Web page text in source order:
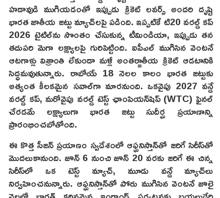
హడావుడి ముగియడంతో ఇప్పుడు క్రికెట్ లవర్స్ అందరి దృష్టి
భారత జాతీయ జట్టు మ్యాచ్‌లపై పడింది. ఇప్పటికే టి20 వరల్డ్ కప్
2026 టైటిల్‌ను సొంతం చేసుకున్న టీమిండియా, ఇప్పుడు తన
తదుపరి మెగా లక్ష్యాలపై గురిపెట్టింది. ఐపీఎల్ ముగిసిన వెంటనే
ఆటగాళ్లు విశ్రాంతి లేకుండా మళ్లీ అంతర్జాతీయ క్రికెట్ ఆడటానికి
సిద్ధమవుతున్నారు. రాబోయే 18 నెలల కాలం భారత జట్టుకు
అత్యంత కీలకమైన సవాల్‌గా మారనుంది. ఒకవైపు 2027 వన్డే
వరల్డ్ కప్, మరోవైపు వరల్డ్ టెస్ట్ ఛాంపియన్‌షిప్ (WTC) ఫైనల్
చేరడమే లక్ష్యాలుగా భారత జట్టు సుదీర్ఘ ప్రయాణాన్ని
ప్రారంభించబోతోంది.
ఈ కొత్త సీజన్ ప్రయాణం స్వదేశంలో ఆఫ్ఘనిస్తాన్‌తో జరిగే సిరీస్‌తో
మొదలుకానుంది. జూన్ 6 నుంచి జూన్ 20 వరకు జరిగే ఈ చిన్న
సిరీస్‌లో ఒక టెస్ట్ మ్యాచ్, మూడు వన్డే మ్యాచ్‌లు
నిర్వహించనున్నారు. ఆఫ్ఘనిస్తాన్‌తో పోరు ముగిసిన వెంటనే జూలై